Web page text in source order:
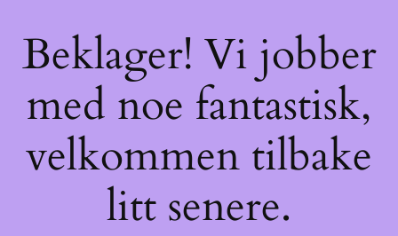
Beklager! Vi jobber
med noe fantastisk,
velkommen tilbake
litt senere.